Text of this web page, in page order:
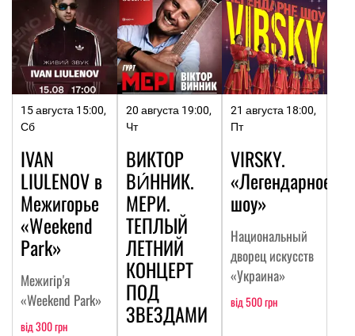
15 августа 15:00,
Сб
IVAN
LIULENOV в
Межигорье
«Weekend
Park»
Межигір'я
«Weekend Park»
від 300 грн
20 августа 19:00,
Чт
ВИКТОР
ВИ́ННИК.
МЕРИ.
ТЕПЛЫЙ
ЛЕТНИЙ
КОНЦЕРТ
ПОД
ЗВЕЗДАМИ
21 августа 18:00,
Пт
VIRSKY.
«Легендарное
шоу»
Национальный
дворец искусств
«Украина»
від 500 грн